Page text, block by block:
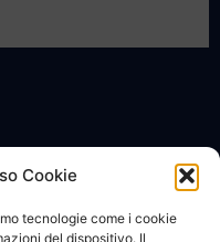
Cookie
tecnologie come i cookie
del dispositivo. Il